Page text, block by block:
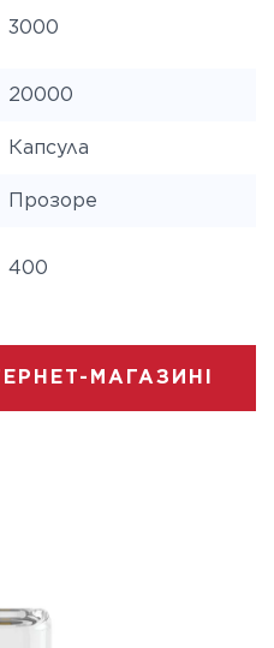
3000
20000
Капсула
Прозоре
400
МАГАЗИНІ